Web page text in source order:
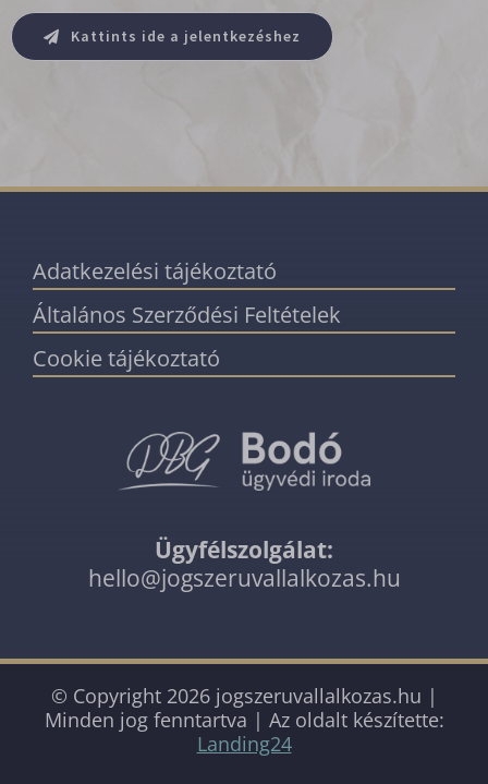
Kattints ide a jelentkezéshez
Adatkezelési tájékoztató
Általános Szerződési Feltételek
Cookie tájékoztató
Ügyfélszolgálat:
hello@jogszeruvallalkozas.hu
© Copyright 2026 jogszeruvallalkozas.hu |
Minden jog fenntartva | Az oldalt készítette:
Landing24